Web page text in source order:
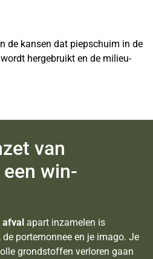
de kansen dat piepschuim in de
hergebruikt en de milieu-
van
win-
afval apart inzamelen is
portemonnee en je imago. Je
grondstoffen verloren gaan